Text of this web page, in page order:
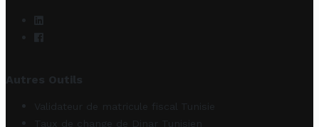
Autres Outils
Validateur de matricule fiscal Tunisie
Taux de change de Dinar Tunisien